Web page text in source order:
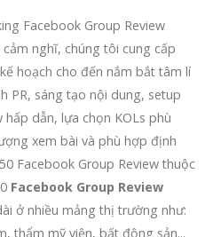
Facebook Group Review
nghĩ, chúng tôi cung cấp
hoạch cho đến nắm bắt tâm lí
PR, sáng tạo nội dung, setup
dẫn, lựa chọn KOLs phù
xem bài và phù hợp định
Facebook Group Review thuộc
Facebook Group Review
ở nhiều mảng thị trường như:
thẩm mỹ viện, bất động sản...